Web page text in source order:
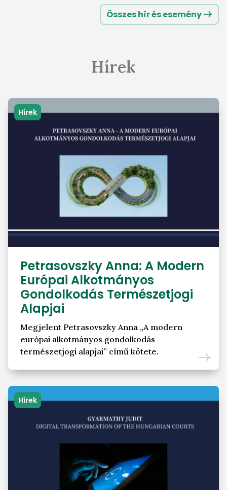
Összes hír és esemény
Hírek
Hírek
Petrasovszky Anna: A Modern
Európai Alkotmányos
Gondolkodás Természetjogi
Alapjai
Megjelent Petrasovszky Anna „A modern
európai alkotmányos gondolkodás
természetjogi alapjai” című kötete.
Hírek